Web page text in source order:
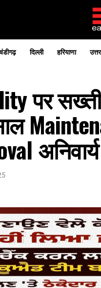
दिल्ली हरियाणा
पर
अनिवार्य